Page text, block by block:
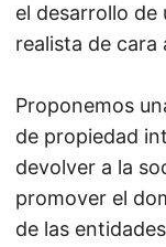
el desarrollo de
realista de cara
Proponemos
de propiedad
devolver a la
promover el
de las